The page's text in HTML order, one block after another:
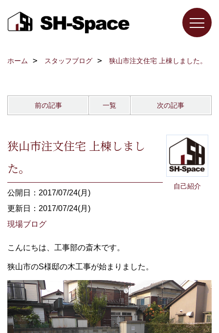
ホーム スタッフブログ 狭山市注文住宅 上棟しました。
前の記事 一覧 次の記事
自己紹介
狭山市注文住宅 上棟しまし
た。
公開日：2017/07/24(月)
更新日：2017/07/24(月)
現場ブログ
こんにちは、工事部の斎木です。
狭山市のS様邸の木工事が始まりました。